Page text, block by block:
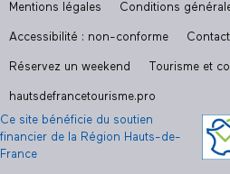
Mentions légales Conditions
Accessibilité : non-conforme
Réservez un weekend Tourisme et
hautsdefrancetourisme.pro
Ce site bénéficie du soutien
financier de la Région Hauts-de-
France